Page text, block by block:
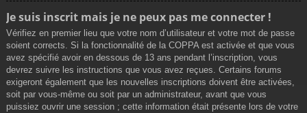
Je suis inscrit mais je ne peux pas me connecter !
Vérifiez en premier lieu que votre nom d’utilisateur et votre mot de passe
soient corrects. Si la fonctionnalité de la COPPA est activée et que vous
avez spécifié avoir en dessous de 13 ans pendant l’inscription, vous
devrez suivre les instructions que vous avez reçues. Certains forums
exigeront également que les nouvelles inscriptions doivent être activées,
soit par vous-même ou soit par un administrateur, avant que vous
puissiez ouvrir une session ; cette information était présente lors de votre